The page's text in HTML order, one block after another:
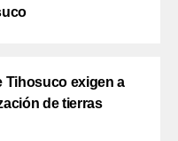
Tihosuco exigen a
de tierras